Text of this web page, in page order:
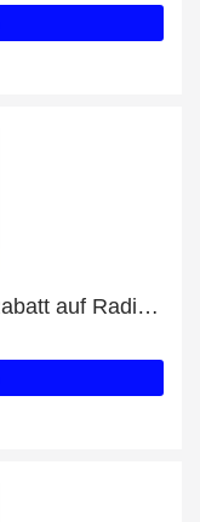
24 Stunden Aktion! Bis zu 7% Rabatt auf Radisson Blu Edwardian Heathrow Hotel & Conference Centre London